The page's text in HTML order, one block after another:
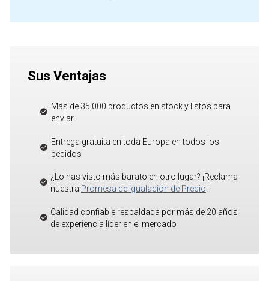
Sus Ventajas
Más de 35,000 productos en stock y listos para
enviar
Entrega gratuita en toda Europa en todos los
pedidos
¿Lo has visto más barato en otro lugar? ¡Reclama
nuestra Promesa de Igualación de Precio!
Calidad confiable respaldada por más de 20 años
de experiencia líder en el mercado